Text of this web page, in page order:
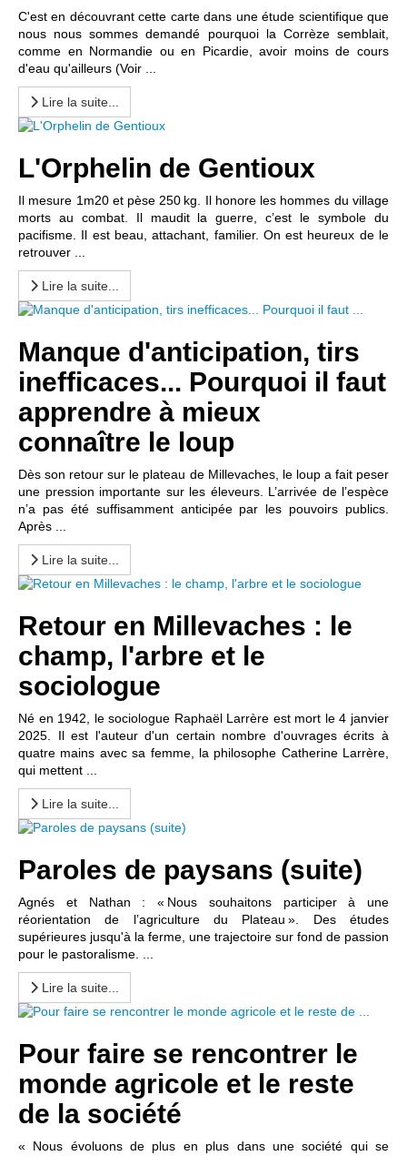
C'est en découvrant cette carte dans une étude scientifique que
nous nous sommes demandé pourquoi la Corrèze semblait,
comme en Normandie ou en Picardie, avoir moins de cours
d'eau qu'ailleurs (Voir ...
Lire la suite...
L'Orphelin de Gentioux
Il mesure 1m20 et pèse 250 kg. Il honore les hommes du village
morts au combat. Il maudit la guerre, c’est le symbole du
pacifisme. Il est beau, attachant, familier. On est heureux de le
retrouver ...
Lire la suite...
Manque d'anticipation, tirs
inefficaces... Pourquoi il faut
apprendre à mieux
connaître le loup
Dès son retour sur le plateau de Millevaches, le loup a fait peser
une pression importante sur les éleveurs. L’arrivée de l’espèce
n’a pas été suffisamment anticipée par les pouvoirs publics.
Après ...
Lire la suite...
Retour en Millevaches : le
champ, l'arbre et le
sociologue
Né en 1942, le sociologue Raphaël Larrère est mort le 4 janvier
2025. Il est l'auteur d'un certain nombre d'ouvrages écrits à
quatre mains avec sa femme, la philosophe Catherine Larrère,
qui mettent ...
Lire la suite...
Paroles de paysans (suite)
Agnés et Nathan : « Nous souhaitons participer à une
réorientation de l’agriculture du Plateau ». Des études
supérieures jusqu'à la ferme, une trajectoire sur fond de passion
pour le pastoralisme. ...
Lire la suite...
Pour faire se rencontrer le
monde agricole et le reste
de la société
« Nous évoluons de plus en plus dans une société qui se